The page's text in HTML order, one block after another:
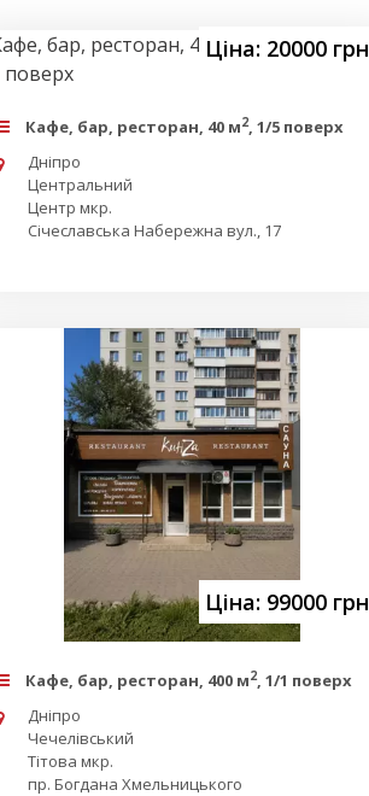
Ціна: 20000 грн
Кафе, бар, ресторан, 40 м2, 1/5 поверх
Дніпро
Центральний
Центр мкр.
Січеславська Набережна вул., 17
Ціна: 99000 грн
Кафе, бар, ресторан, 400 м2, 1/1 поверх
Дніпро
Чечелівський
Тітова мкр.
пр. Богдана Хмельницького